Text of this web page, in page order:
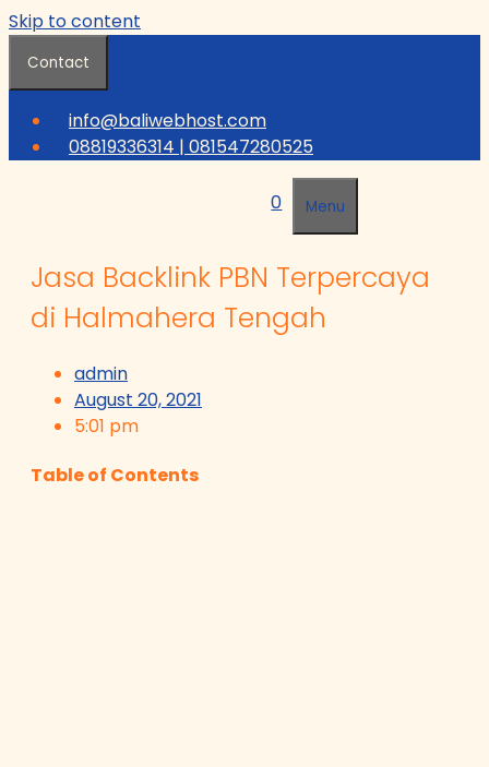
Skip to content
Contact
info@baliwebhost.com
08819336314 | 081547280525
0 Menu
Jasa Backlink PBN Terpercaya
di Halmahera Tengah
admin
August 20, 2021
5:01 pm
Table of Contents